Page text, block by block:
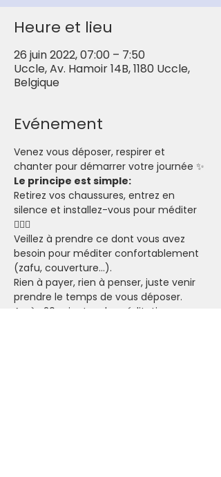
Heure et lieu
26 juin 2022, 07:00 – 7:50
Uccle, Av. Hamoir 14B, 1180 Uccle,
Belgique
Evénement
Venez vous déposer, respirer et
chanter pour démarrer votre journée ✨
Le principe est simple:
Retirez vos chaussures, entrez en
silence et installez-vous pour méditer
🧘🏽‍♂️
Veillez à prendre ce dont vous avez
besoin pour méditer confortablement
(zafu, couverture...).
Rien à payer, rien à penser, juste venir
prendre le temps de vous déposer.
Après 20 minutes de méditation